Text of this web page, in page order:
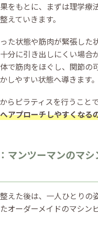
をもとに、まずは理学療
えていきます。
た状態や筋肉が緊張した
分に引き出しにくい場合
で筋肉をほぐし、関節の
しやすい状態へ導きます。
らピラティスを行うことで
アプローチしやすくな
マンツーマンのマ
えた後は、一人ひとりの
オーダーメイドのマシン